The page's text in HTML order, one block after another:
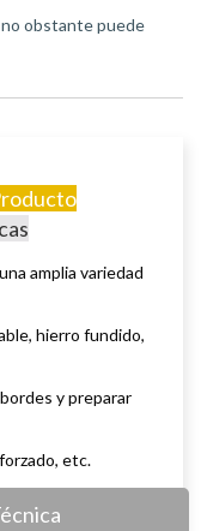
obstante puede
amplia variedad
hierro fundido,
y preparar
etc.